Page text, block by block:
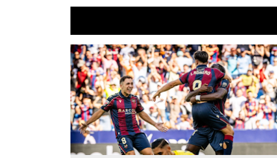
E
n
t
r
a
d
ACTUALIDAD GIRONA FC LEVANTE UD PREVIAS